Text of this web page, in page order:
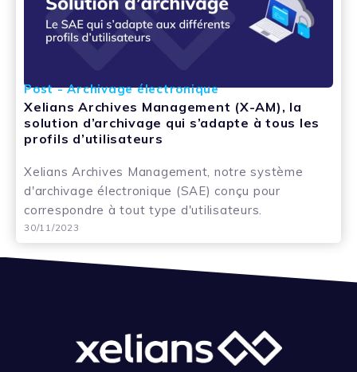
Post - Archivage électronique
Xelians Archives Management (X-AM), la
solution d’archivage qui s’adapte à tous les
profils d’utilisateurs
Xelians Archives Management, notre système
d'archivage électronique (SAE) conçu pour
correspondre à tout type d'utilisateurs.
30/11/2023